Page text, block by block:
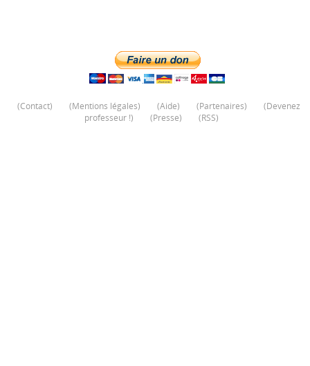
(Contact) (Mentions légales) (Aide) (Partenaires) (Devenez
professeur !) (Presse) (RSS)